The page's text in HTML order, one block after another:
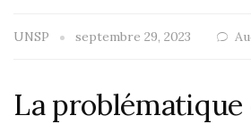
UNSP septembre 29, 2023
La